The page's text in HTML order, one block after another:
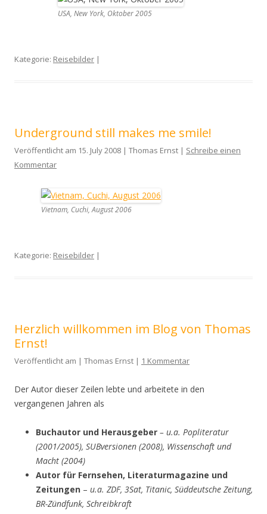
USA, New York, Oktober 2005
Kategorie: Reisebilder |
Underground still makes me smile!
Veröffentlicht am 15. July 2008 | Thomas Ernst | Schreibe einen
Kommentar
Vietnam, Cuchi, August 2006
Kategorie: Reisebilder |
Herzlich willkommen im Blog von Thomas
Ernst!
Veröffentlicht am | Thomas Ernst | 1 Kommentar
Der Autor dieser Zeilen lebte und arbeitete in den
vergangenen Jahren als
Buchautor und Herausgeber – u.a. Popliteratur
(2001/2005), SUBversionen (2008), Wissenschaft und
Macht (2004)
Autor für Fernsehen, Literaturmagazine und
Zeitungen – u.a. ZDF, 3Sat, Titanic, Süddeutsche Zeitung,
BR-Zündfunk, Schreibkraft